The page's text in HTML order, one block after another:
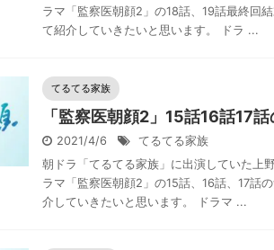
ラマ「監察医朝顔2」の18話、19話最終回
て紹介していきたいと思います。 ドラ ...
てるてる家族
「監察医朝顔2」15話16話17
2021/4/6
てるてる家族
朝ドラ「てるてる家族」に出演していた上
ラマ「監察医朝顔2」の15話、16話、17話
介していきたいと思います。 ドラマ ...